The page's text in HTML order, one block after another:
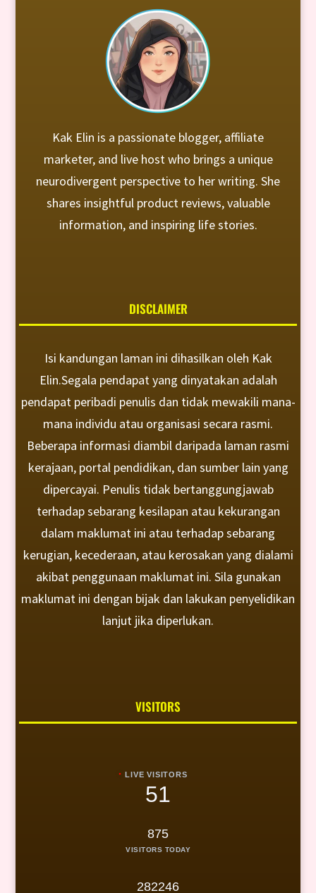
Kak Elin is a passionate blogger, affiliate
marketer, and live host who brings a unique
neurodivergent perspective to her writing. She
shares insightful product reviews, valuable
information, and inspiring life stories.
DISCLAIMER
Isi kandungan laman ini dihasilkan oleh Kak
Elin.Segala pendapat yang dinyatakan adalah
pendapat peribadi penulis dan tidak mewakili mana-
mana individu atau organisasi secara rasmi.
Beberapa informasi diambil daripada laman rasmi
kerajaan, portal pendidikan, dan sumber lain yang
dipercayai. Penulis tidak bertanggungjawab
terhadap sebarang kesilapan atau kekurangan
dalam maklumat ini atau terhadap sebarang
kerugian, kecederaan, atau kerosakan yang dialami
akibat penggunaan maklumat ini. Sila gunakan
maklumat ini dengan bijak dan lakukan penyelidikan
lanjut jika diperlukan.
VISITORS
LIVE VISITORS
51
875
VISITORS TODAY
282246